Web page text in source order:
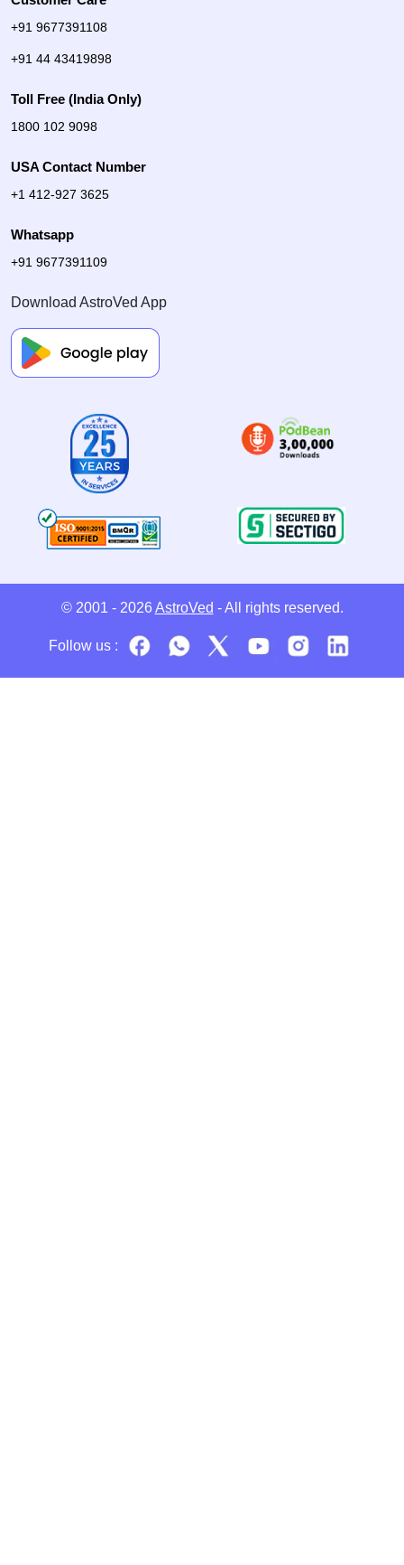
+91 9677391108
+91 44 43419898
Toll Free (India Only)
1800 102 9098
USA Contact Number
+1 412-927 3625
Whatsapp
+91 9677391109
Download AstroVed App
© 2001 - 2026 AstroVed - All rights reserved.
Follow us :